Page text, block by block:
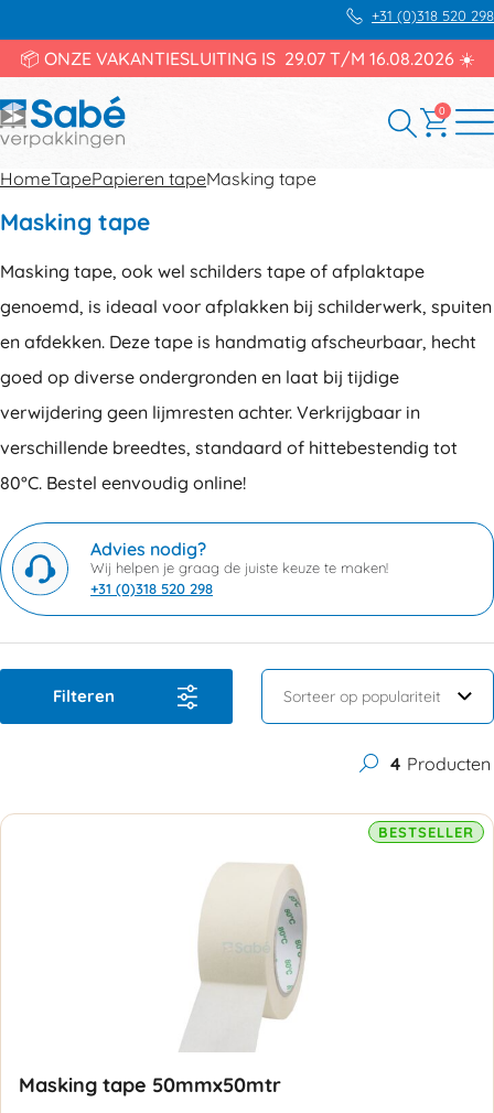
+31 (0)318 520 298
📦 ONZE VAKANTIESLUITING IS 29.07 T/M 16.08.2026 ☀️
0
HomeTapePapieren tapeMasking tape
Masking tape
Masking tape, ook wel schilders tape of afplaktape
genoemd, is ideaal voor afplakken bij schilderwerk, spuiten
en afdekken. Deze tape is handmatig afscheurbaar, hecht
goed op diverse ondergronden en laat bij tijdige
verwijdering geen lijmresten achter. Verkrijgbaar in
verschillende breedtes, standaard of hittebestendig tot
80°C. Bestel eenvoudig online!
Advies nodig?
Wij helpen je graag de juiste keuze te maken!
+31 (0)318 520 298
Filteren
4 Producten
BESTSELLER
Masking tape 50mmx50mtr